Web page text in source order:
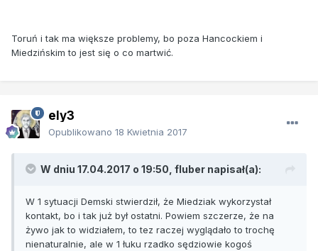
Toruń i tak ma większe problemy, bo poza Hancockiem i
Miedzińskim to jest się o co martwić.
ely3
Opublikowano 18 Kwietnia 2017
W dniu 17.04.2017 o 19:50, fluber napisał(a):
W 1 sytuacji Demski stwierdził, że Miedziak wykorzystał
kontakt, bo i tak już był ostatni. Powiem szczerze, że na
żywo jak to widziałem, to tez raczej wyglądało to trochę
nienaturalnie, ale w 1 łuku rzadko sędziowie kogoś